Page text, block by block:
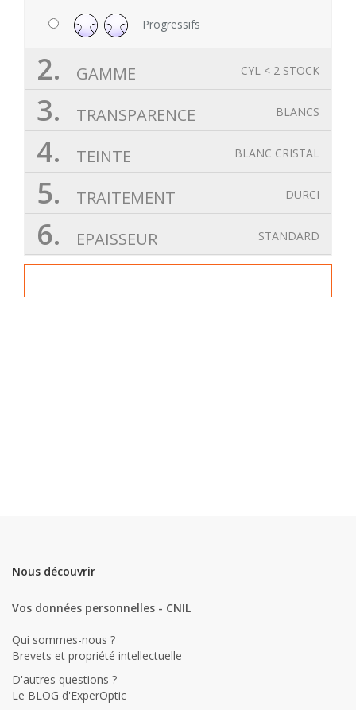
Progressifs
CYL < 2 STOCK
2. GAMME
BLANCS
3. TRANSPARENCE
BLANC CRISTAL
4. TEINTE
DURCI
5. TRAITEMENT
STANDARD
6. EPAISSEUR
Nous découvrir
Vos données personnelles - CNIL
Qui sommes-nous ?
Brevets et propriété intellectuelle
D'autres questions ?
Le BLOG d'ExperOptic